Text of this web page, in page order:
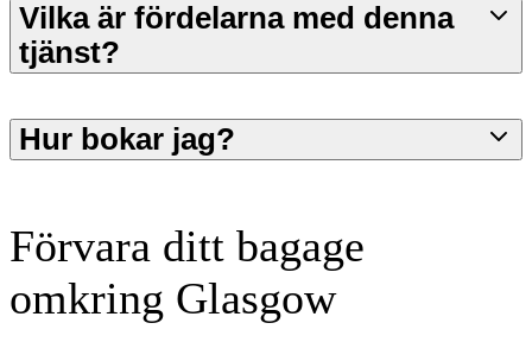
Vilka är fördelarna med denna
tjänst?
Hur bokar jag?
Förvara ditt bagage
omkring Glasgow